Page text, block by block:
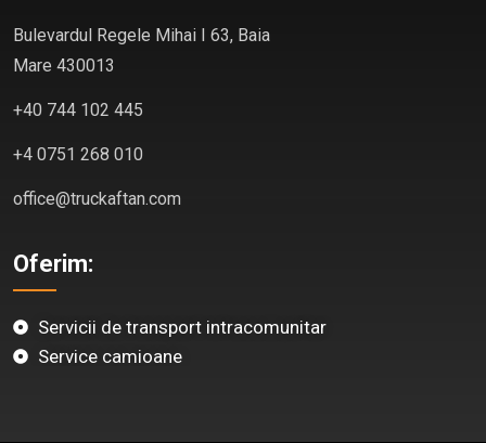
Bulevardul Regele Mihai I 63, Baia
Mare 430013
+40 744 102 445
+4 0751 268 010
office@truckaftan.com
Oferim:
Servicii de transport intracomunitar
Service camioane